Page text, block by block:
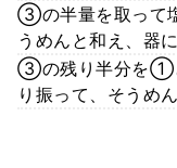
③の半量を取って
うめんと和え、器
③の残り半分を①
り振って、そうめ